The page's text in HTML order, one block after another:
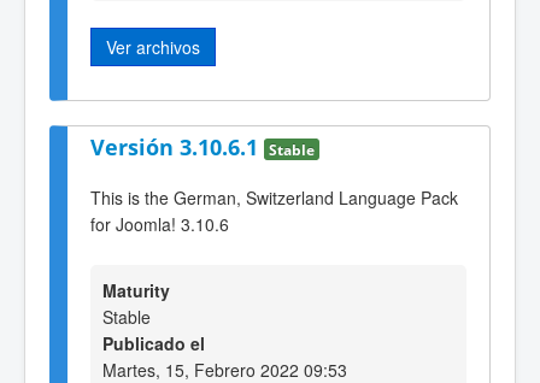
Ver archivos
Versión 3.10.6.1 Stable
This is the German, Switzerland Language Pack
for Joomla! 3.10.6
Maturity
Stable
Publicado el
Martes, 15, Febrero 2022 09:53